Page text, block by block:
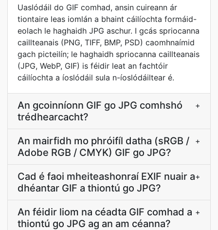
Uaslódáil do GIF comhad, ansin cuireann ár
tiontaire leas iomlán a bhaint cáilíochta formáid-
eolach le haghaidh JPG aschur. I gcás spriocanna
caillteanais (PNG, TIFF, BMP, PSD) caomhnaímid
gach picteilín; le haghaidh spriocanna caillteanais
(JPG, WebP, GIF) is féidir leat an fachtóir
cáilíochta a íoslódáil sula n-íoslódáiltear é.
An gcoinníonn GIF go JPG comhshó
trédhearcacht?
+
An mairfidh mo phróifíl datha (sRGB /
Adobe RGB / CMYK) GIF go JPG?
+
Cad é faoi mheiteashonraí EXIF nuair a
dhéantar GIF a thiontú go JPG?
+
An féidir liom na céadta GIF comhad a
thiontú go JPG ag an am céanna?
+